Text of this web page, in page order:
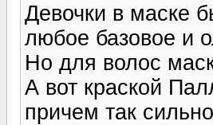
Девочки в маске
любое базовое и
Но для волос
А вот краской
причем так